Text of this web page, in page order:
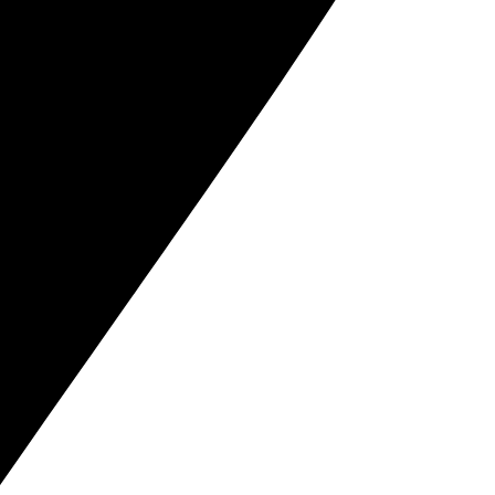
med at skabe en visuel fortælling om
Mange kombinerer dem for eksempel med
Italien
bruges til at skabe temaspreads om rejser og